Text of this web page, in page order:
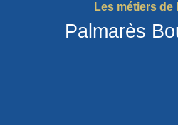
Les métiers de
Palmarès
Découvrez un
S’informer